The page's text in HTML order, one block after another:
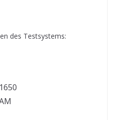
des Testsystems: